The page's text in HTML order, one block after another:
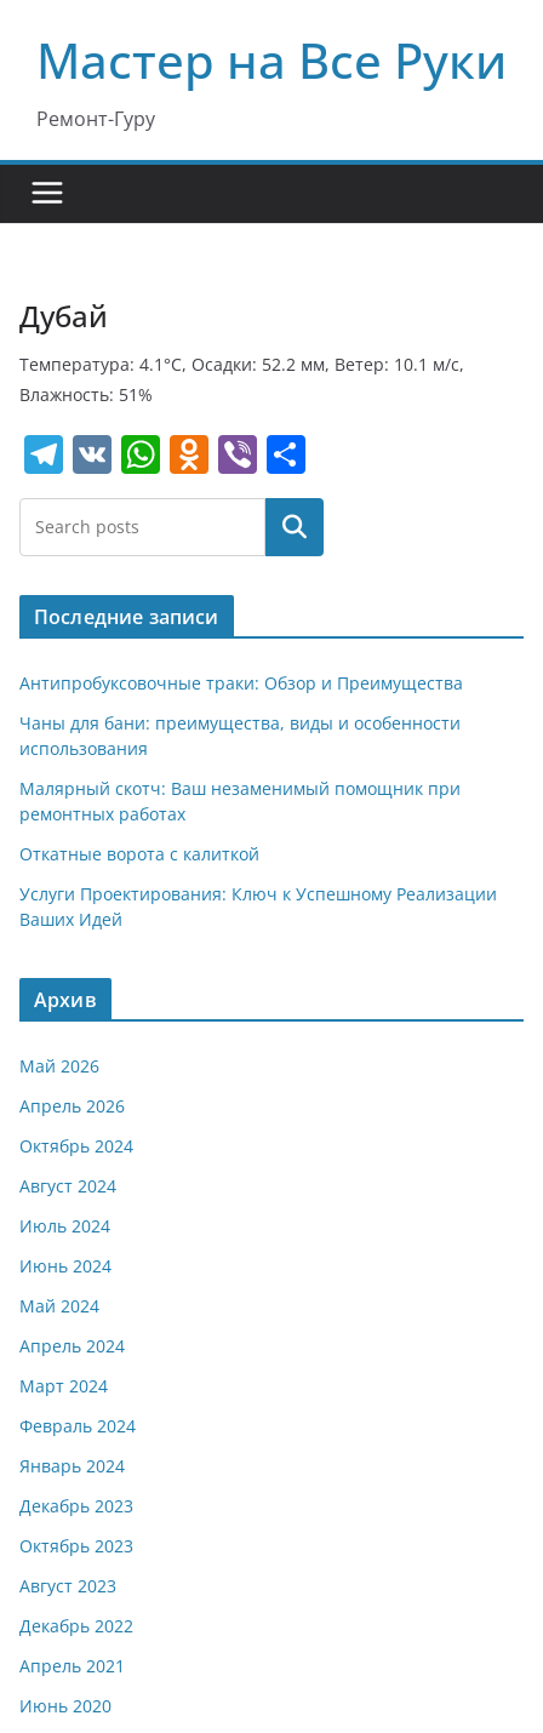
содержимому
Мастер на Все Руки
Ремонт-Гуру
Дубай
Температура: 4.1°C, Осадки: 52.2 мм, Ветер: 10.1 м/с,
Влажность: 51%
T
el
e
gr
a
m
V
K
W
h
s
A
p
p
O
d
o
kl
a
ss
ni
Vi
b
er
т
п
р
в
и
т
Поиск
Последние записи
Антипробуксовочные траки: Обзор и Преимущества
Чаны для бани: преимущества, виды и особенности
использования
Малярный скотч: Ваш незаменимый помощник при
ремонтных работах
Откатные ворота с калиткой
Услуги Проектирования: Ключ к Успешному Реализации
Ваших Идей
Архив
Май 2026
Апрель 2026
Октябрь 2024
Август 2024
Июль 2024
Июнь 2024
Май 2024
Апрель 2024
Март 2024
Февраль 2024
Январь 2024
Декабрь 2023
Октябрь 2023
Август 2023
Декабрь 2022
Апрель 2021
Июнь 2020